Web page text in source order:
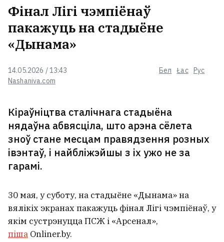
Nashaniva.com
14.05.2026 / 13:43 Бел Łac Рус
Фінал Лігі чэмпіёнаў
пакажуць на стадыёне
«Дынама»
Кіраўніцтва сталічнага стадыёна
нядаўна абвясціла, што арэна сёлета
зноў стане месцам правядзення розных
івэнтаў, і найбліжэйшы з іх ужо не за
гарамі.
30 мая, у суботу, на стадыёне «Дынама» на
вялікіх экранах пакажуць фінал Лігі чэмпіёнаў, у
якім сустрэнуцца ПСЖ і «Арсенал»,
піша Onliner.by.
Кыргызстана беларусаў і літоўца
Білі Айліш кардынальна змяніла
вобраз для ролі ў фільме
Расіяне скінулі тры авіябомбы на
Сумы — у горадзе значныя
разбурэнні, параненыя 14
У Варшаве прайшоў традыцыйны
Жаночы сняданак са Святланай
Ціханоўскай ФОТЫ